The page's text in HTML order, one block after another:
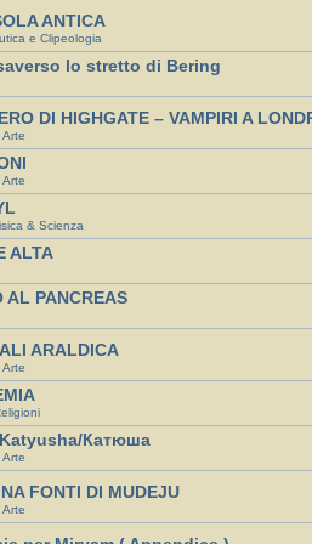
ANTICA
e Clipeologia
lo stretto di Bering
DI HIGHGATE – VAMPIRI A
& Scienza
ALTA
AL PANCREAS
ARALDICA
Katyusha/Катюша
FONTI DI MUDEJU